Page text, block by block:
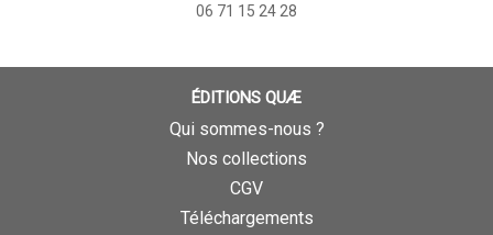
06 71 15 24 28
ÉDITIONS QUÆ
Qui sommes-nous ?
Nos collections
CGV
Téléchargements